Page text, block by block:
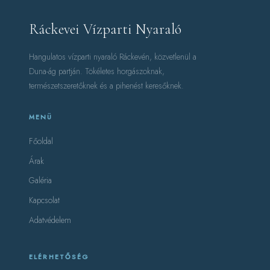
Ráckevei Vízparti Nyaraló
Hangulatos vízparti nyaraló Ráckevén, közvetlenül a
Duna-ág partján. Tökéletes horgászoknak,
természetszeretőknek és a pihenést keresőknek.
MENÜ
Főoldal
Árak
Galéria
Kapcsolat
Adatvédelem
ELÉRHETŐSÉG